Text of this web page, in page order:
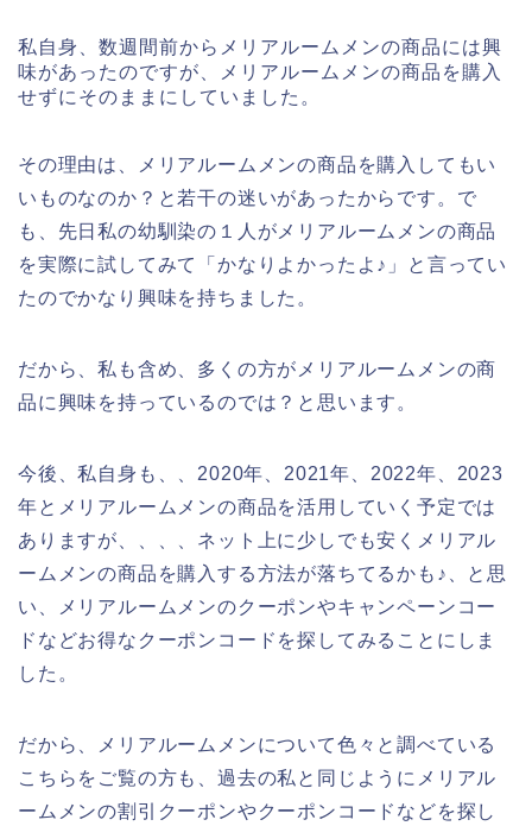
私自身、数週間前からメリアルームメンの商品には興
味があったのですが、メリアルームメンの商品を購入
せずにそのままにしていました。
その理由は、メリアルームメンの商品を購入してもい
いものなのか？と若干の迷いがあったからです。で
も、先日私の幼馴染の１人がメリアルームメンの商品
を実際に試してみて「かなりよかったよ♪」と言ってい
たのでかなり興味を持ちました。
だから、私も含め、多くの方がメリアルームメンの商
品に興味を持っているのでは？と思います。
今後、私自身も、、2020年、2021年、2022年、2023
年とメリアルームメンの商品を活用していく予定では
ありますが、、、、ネット上に少しでも安くメリアル
ームメンの商品を購入する方法が落ちてるかも♪、と思
い、メリアルームメンのクーポンやキャンペーンコー
ドなどお得なクーポンコードを探してみることにしま
した。
だから、メリアルームメンについて色々と調べている
こちらをご覧の方も、過去の私と同じようにメリアル
ームメンの割引クーポンやクーポンコードなどを探し